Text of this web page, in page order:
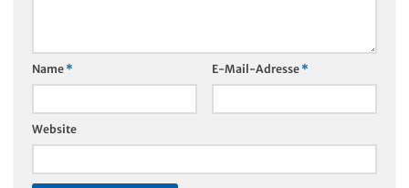
Name * E-Mail-Adresse *
Website